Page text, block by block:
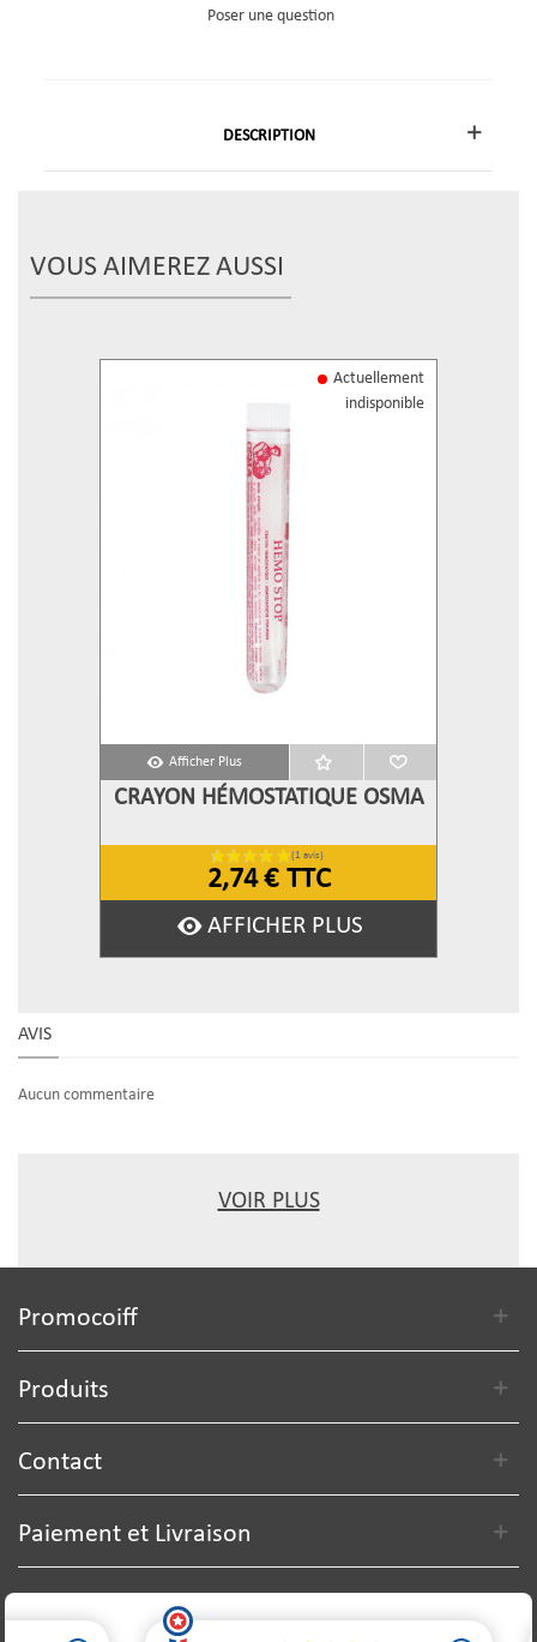
Poser une question
DESCRIPTION
VOUS AIMEREZ AUSSI
Actuellement
indisponible
Afficher Plus
CRAYON HÉMOSTATIQUE OSMA
2,74 € TTC
AFFICHER PLUS
AVIS
Aucun commentaire
VOIR PLUS
Promocoiff
Produits
Contact
Paiement et Livraison